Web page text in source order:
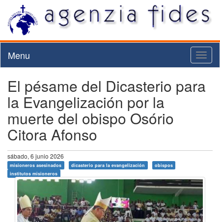
Menu
El pésame del Dicasterio para
la Evangelización por la
muerte del obispo Osório
Citora Afonso
sábado, 6 junio 2026
misioneros asesinados dicasterio para la evangelización
obispos
institutos misioneros